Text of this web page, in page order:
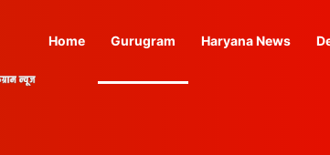
Home Gurugram Haryana News